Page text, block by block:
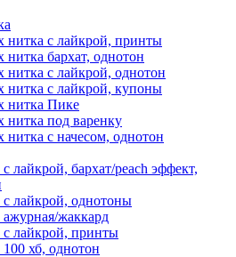
нитка с лайкрой, принты
нитка бархат, однотон
нитка с лайкрой, однотон
нитка с лайкрой, купоны
нитка Пике
нитка под варенку
нитка с начесом, однотон
лайкрой, бархат/peach эффект,
с лайкрой, однотоны
ажурная/жаккард
с лайкрой, принты
100 хб, однотон